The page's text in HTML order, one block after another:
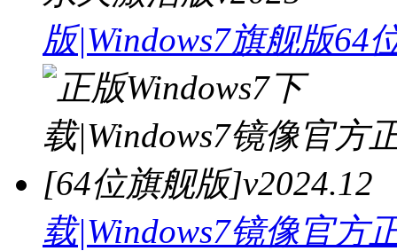
版|Windows7旗舰版64
载|Windows7镜像官方